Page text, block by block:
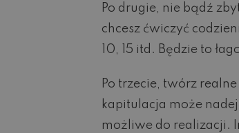
Po drugie, nie bądź
chcesz ćwiczyć
10, 15 itd. Będzie to
Po trzecie, twórz
kapitulacja może
możliwe do realizacji.